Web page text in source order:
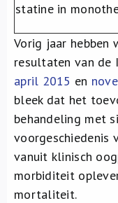
statine in
Vorig jaar hebben
resultaten van de
april 2015 en
bleek dat het
behandeling met
voorgeschiedenis
vanuit klinisch
morbiditeit
mortaliteit.